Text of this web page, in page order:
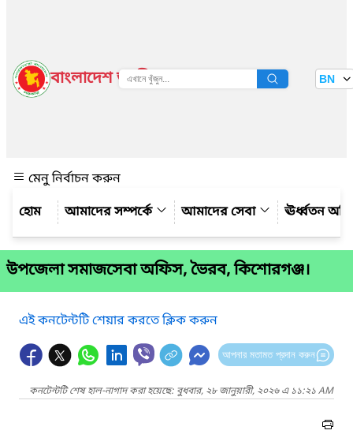
বাংলাদেশ জাতীয় তথ্য বাতায়ন BN
মেনু নির্বাচন করুন
আমাদের সম্পর্কে
আমাদের সেবা ঊর্ধ্বতন
উপজেলা সমাজসেবা অফিস, ভৈরব, কিশোরগঞ্জ।
এই কনটেন্টটি শেয়ার করতে ক্লিক করুন
আপনার মতামত প্রদান করুন
কনটেন্টটি শেষ হাল-নাগাদ করা হয়েছে: বুধবার, ২৮ জানুয়ারী, ২০২৬ এ ১১:২১ AM